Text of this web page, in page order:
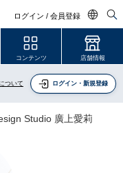
ログイン / 会員登録
日本語
中文简体
コンテンツ 店舗情報
ついて ログイン・新規登録
Studio 廣上愛莉